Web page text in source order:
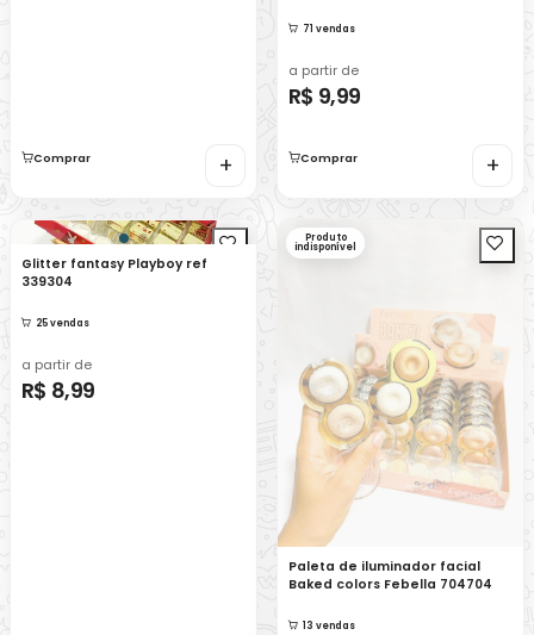
Comprar +
71 vendas
a partir de
R$ 9,99
Comprar +
Glitter fantasy Playboy ref
339304
25 vendas
a partir de
R$ 8,99
Produto
indisponível
Paleta de iluminador facial
Baked colors Febella 704704
13 vendas